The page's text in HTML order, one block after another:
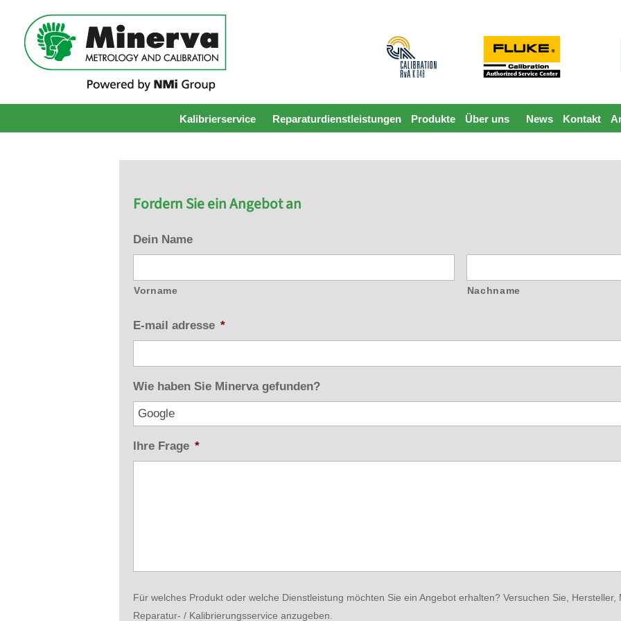
Kalibrierservice Reparaturdienstleistungen Produkte Über uns News Kontakt
Fordern Sie ein Angebot an
Dein Name
Vorname Nachname
E-mail adresse *
Wie haben Sie Minerva gefunden?
Ihre Frage *
Für welches Produkt oder welche Dienstleistung möchten Sie ein Angebot erhalten? Versuchen Sie, Hersteller,
Reparatur- / Kalibrierungsservice anzugeben.